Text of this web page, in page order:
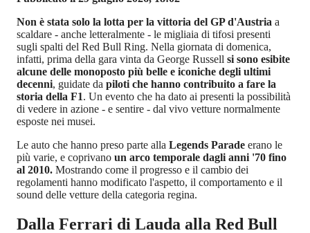
Non è stata solo la lotta per la vittoria del GP d'Austria a
scaldare - anche letteralmente - le migliaia di tifosi presenti
sugli spalti del Red Bull Ring. Nella giornata di domenica,
infatti, prima della gara vinta da George Russell si sono esibite
alcune delle monoposto più belle e iconiche degli ultimi
decenni, guidate da piloti che hanno contribuito a fare la
storia della F1. Un evento che ha dato ai presenti la possibilità
di vedere in azione - e sentire - dal vivo vetture normalmente
esposte nei musei.
Le auto che hanno preso parte alla Legends Parade erano le
più varie, e coprivano un arco temporale dagli anni '70 fino
al 2010. Mostrando come il progresso e il cambio dei
regolamenti hanno modificato l'aspetto, il comportamento e il
sound delle vetture della categoria regina.
Dalla Ferrari di Lauda alla Red Bull